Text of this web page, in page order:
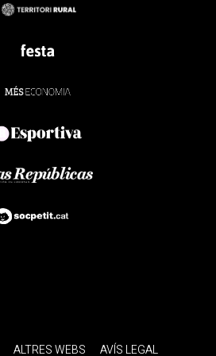
ALTRES WEBS AVÍS LEGAL